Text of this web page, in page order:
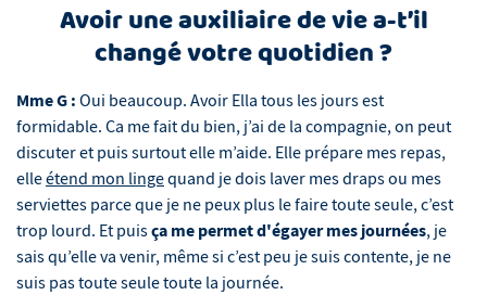
Avoir une auxiliaire de vie a-t’il
changé votre quotidien ?
Mme G : Oui beaucoup. Avoir Ella tous les jours est
formidable. Ca me fait du bien, j’ai de la compagnie, on peut
discuter et puis surtout elle m’aide. Elle prépare mes repas,
elleétend mon lingequand je dois laver mes draps ou mes
serviettes parce que je ne peux plus le faire toute seule, c’est
trop lourd. Et puisça me permet d'égayer mes journées, je
sais qu’elle va venir, même si c’est peu je suis contente, je ne
suis pas toute seule toute la journée.